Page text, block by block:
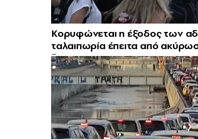
Κορυφώνεται η έξοδος των
ταλαιπωρία έπειτα από